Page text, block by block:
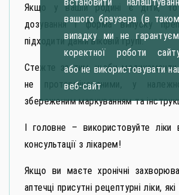
Якщо у вашій родині є діти,
дозування і форма випуску
підходити даній віковій групі.
Стежте за тим, щоби медикаменти
не протермінованими, у
збереженим маркуванням та
І головне – використовуйте ліки
консультації з лікарем!
Якщо ви маєте хронічні
аптечці присутні рецептурні ліки,
вашого браузера (в
випадку ми не
коректної роботи
або не використовувати
веб-сайт